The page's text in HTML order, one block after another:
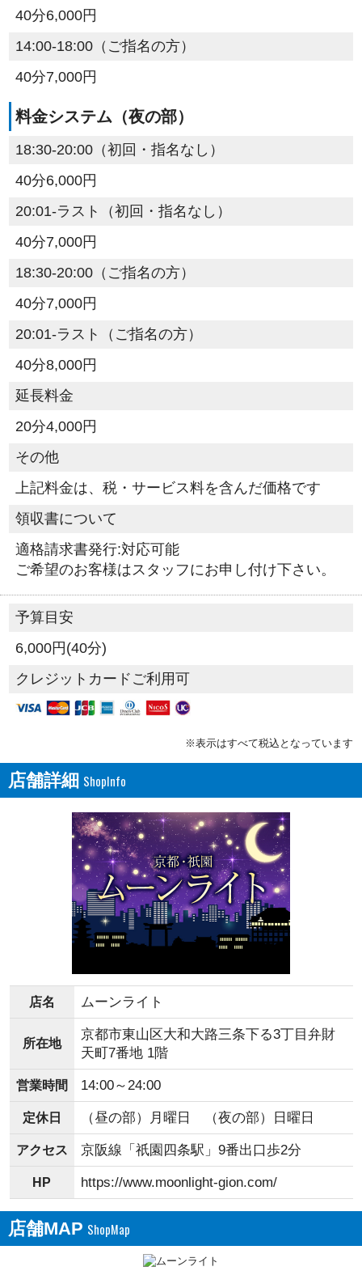
40分6,000円
14:00-18:00（ご指名の方）
40分7,000円
料金システム（夜の部）
18:30-20:00（初回・指名なし）
40分6,000円
20:01-ラスト（初回・指名なし）
40分7,000円
18:30-20:00（ご指名の方）
40分7,000円
20:01-ラスト（ご指名の方）
40分8,000円
延長料金
20分4,000円
その他
上記料金は、税・サービス料を含んだ価格です
領収書について
適格請求書発行:対応可能
ご希望のお客様はスタッフにお申し付け下さい。
予算目安
6,000円(40分)
クレジットカードご利用可
※表示はすべて税込となっています
店舗詳細
店名 ムーンライト
所在地
京都市東山区大和大路三条下る3丁目弁財
天町7番地 1階
営業時間 14:00～24:00
定休日 （昼の部）月曜日 （夜の部）日曜日
アクセス 京阪線「祇園四条駅」9番出口歩2分
HP https://www.moonlight-gion.com/
店舗MAP